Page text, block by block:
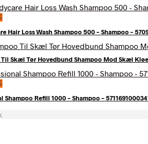
Hair Loss Wash Shampoo 500 – Shampoo –
Til Skæl Tør Hovedbund Shampoo Mod Skæl
Shampoo Refill 1000 – Shampoo –